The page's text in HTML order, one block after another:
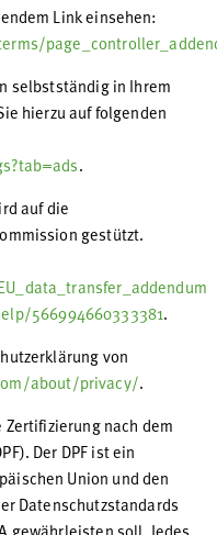
Link einsehen:
selbstständig in Ihrem
hierzu auf folgenden
.
auf die
gestützt.
566994660333381.
von
about/privacy/.
Zertifizierung nach dem
Der DPF ist ein
Union und den
Datenschutzstandards
gewährleisten soll. Jedes